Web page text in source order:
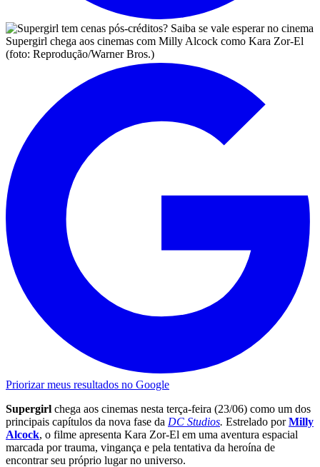
Supergirl chega aos cinemas com Milly Alcock como Kara Zor-El
(foto: Reprodução/Warner Bros.)
Priorizar meus resultados no Google
Supergirl chega aos cinemas nesta terça-feira (23/06) como um dos
principais capítulos da nova fase da DC Studios. Estrelado porMilly
Alcock, o filme apresenta Kara Zor-El em uma aventura espacial
marcada por trauma, vingança e pela tentativa da heroína de
encontrar seu próprio lugar no universo.